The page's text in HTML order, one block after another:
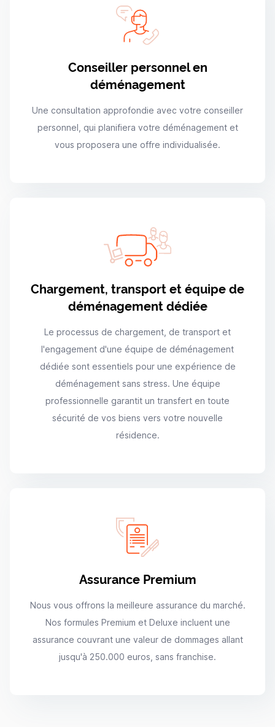
Conseiller personnel en
déménagement
Une consultation approfondie avec votre conseiller
personnel, qui planifiera votre déménagement et
vous proposera une offre individualisée.
Chargement, transport et équipe de
déménagement dédiée
Le processus de chargement, de transport et
l'engagement d'une équipe de déménagement
dédiée sont essentiels pour une expérience de
déménagement sans stress. Une équipe
professionnelle garantit un transfert en toute
sécurité de vos biens vers votre nouvelle
résidence.
Assurance Premium
Nous vous offrons la meilleure assurance du marché.
Nos formules Premium et Deluxe incluent une
assurance couvrant une valeur de dommages allant
jusqu'à 250.000 euros, sans franchise.